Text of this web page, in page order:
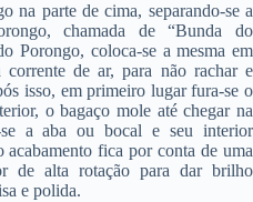
na parte de cima, separando-se a
chamada de “Bunda do
Porongo, coloca-se a mesma em
de ar, para não rachar e
isso, em primeiro lugar fura-se o
o bagaço mole até chegar na
a aba ou bocal e seu interior
fica por conta de uma
de alta rotação para dar brilho
e polida.